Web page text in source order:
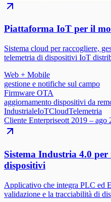
Piattaforma IoT per il
Sistema cloud per raccogliere,
telemetria di dispositivi IoT
Web + Mobile
gestione e notifiche sul campo
Firmware OTA
aggiornamento dispositivi da
IndustrialeIoTCloudTelemetria
Cliente Enterpriseott 2019 – ago
Sistema Industria 4.0 per
dispositivi
Applicativo che integra PLC ed
validazione e la tracciabilità di